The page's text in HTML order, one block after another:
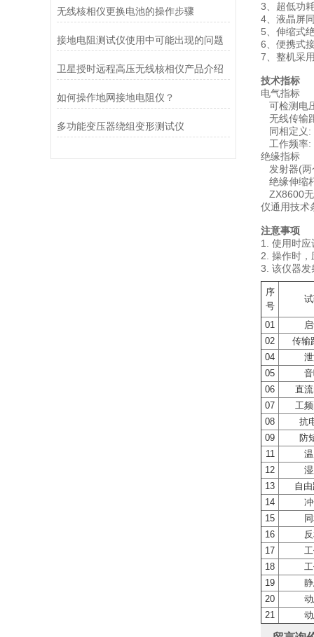
无线核相仪更换电池的操作步骤
接地电阻测试仪使用中可能出现的问题
卫星授时远程高压无线核相仪产品介绍
如何操作地网接地电阻仪？
多功能变压器绕组变形测试仪
3、超低功
4、液晶屏
5、伸缩式
6、便携式
7、整机采
技术指标
电气指标
可检测电
无线传输
同相定义:
工作频率:
绝缘指标
发射器(两
绝缘伸缩
ZX8600无
仪通用技术
注意事项
1. 使用时
2. 操作时，
3. 该仪器发
序
号
01
02
传输
04
05
06
直
07
工
08
抗
09
防
11
12
13
自
14
15
16
17
18
19
20
21